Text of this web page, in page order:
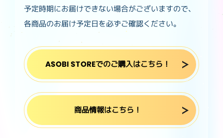
予定時期にお届けできない場合がございますので、
各商品のお届け予定日を必ずご確認ください。
ASOBI STOREでのご購入はこちら！
商品情報はこちら！